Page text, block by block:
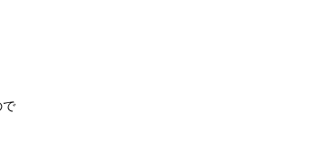
で